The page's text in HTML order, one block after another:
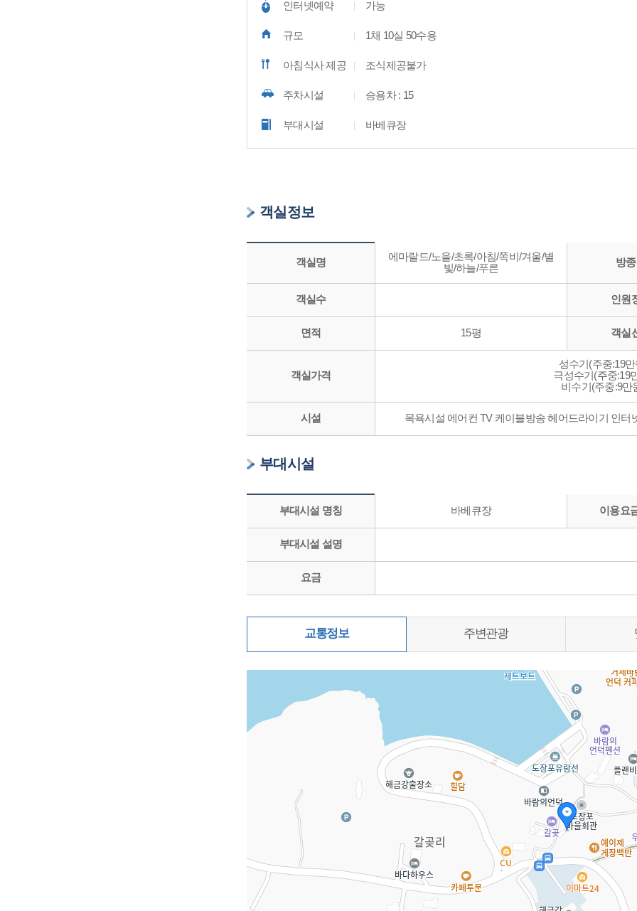
인터넷예약 가능
규모 1채 10실 50수용
아침식사 제공 조식제공불가
주차시설 승용차 : 15
부대시설 바베큐장
객실정보
객실명
에마랄드/노을/초록/아침/쪽비/겨울/별
빛/하늘/푸른
방
객실수 인원
면적 15평 객실
객실가격
성수기(주중:19
극성수기(주중:19
비수기(주중:9만
시설 목욕시설 에어컨 TV 케이블방송 헤어드라이기 인
부대시설
부대시설 명칭 바베큐장 이용요
부대시설 설명
요금
교통정보 주변관광